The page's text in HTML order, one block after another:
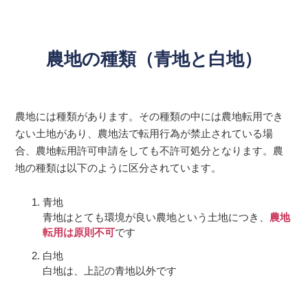
農地の種類（青地と白地）
農地には種類があります。その種類の中には農地転用でき
ない土地があり、農地法で転用行為が禁止されている場
合、農地転用許可申請をしても不許可処分となります。農
地の種類は以下のように区分されています。
青地
青地はとても環境が良い農地という土地につき、 農地
転用は原則不可です
白地
白地は、上記の青地以外です